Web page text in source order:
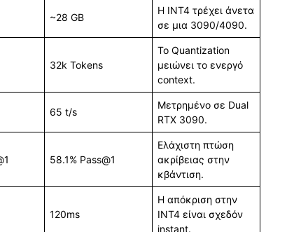
~28 GB
Η INT4 τρέχει άνετα
σε μια 3090/4090.
32k Tokens
Το Quantization
μειώνει το ενεργό
context.
65 t/s
Μετρημένο σε Dual
RTX 3090.
58.1% Pass@1
Ελάχιστη πτώση
ακρίβειας στην
κβάντιση.
120ms
Η απόκριση στην
INT4 είναι σχεδόν
instant.